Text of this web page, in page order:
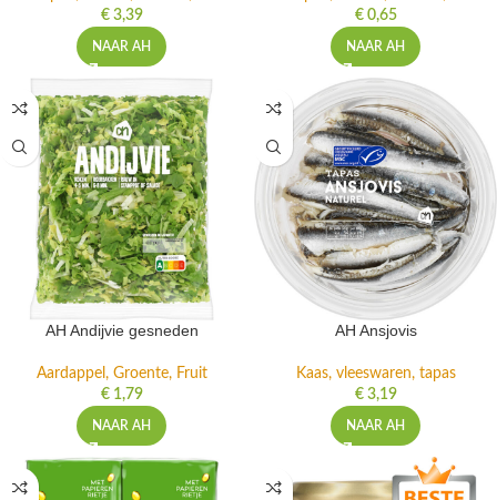
€3,39
NAAR AH
€0,65
NAAR AH
AH Andijvie gesneden
Aardappel, Groente, Fruit
€1,79
NAAR AH
AH Ansjovis
Kaas, vleeswaren, tapas
€3,19
NAAR AH